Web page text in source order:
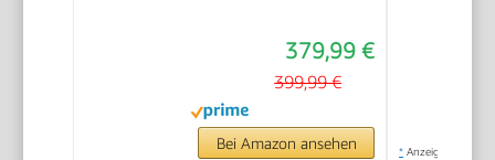
Schrittlänge &
Pulsmesser, Leises
Magnetbremssystem,
80% Vormontiert, bis
379,99 €
399,99 €
Bei Amazon ansehen * Anzeige